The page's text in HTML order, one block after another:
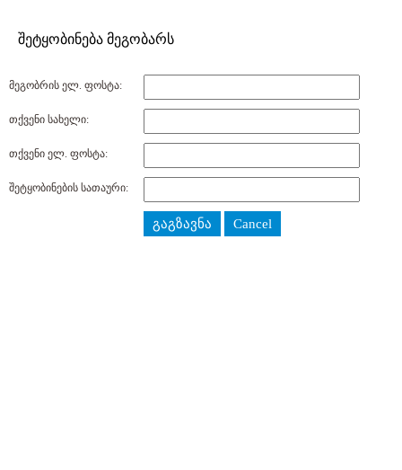
შეტყობინება მეგობარს
მეგობრის ელ. ფოსტა:
თქვენი სახელი:
თქვენი ელ. ფოსტა:
შეტყობინების სათაური:
გაგზავნა Cancel